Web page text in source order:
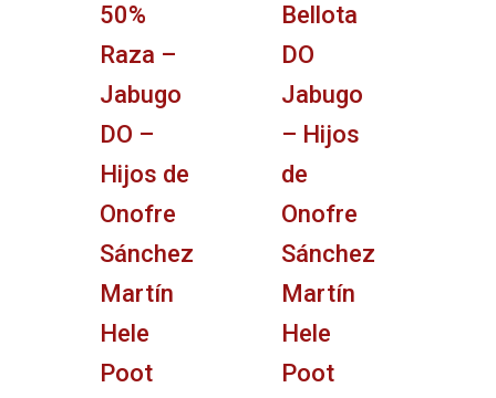
50%
Raza –
Jabugo
DO –
Hijos de
Onofre
Sánchez
Martín
Hele
Poot
Bellota
DO
Jabugo
– Hijos
de
Onofre
Sánchez
Martín
Hele
Poot